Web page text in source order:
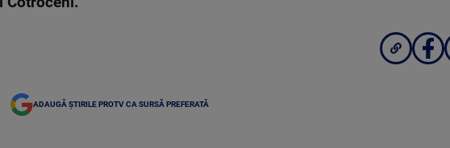
ADAUGĂ ȘTIRILE PROTV CA SURSĂ PREFERATĂ